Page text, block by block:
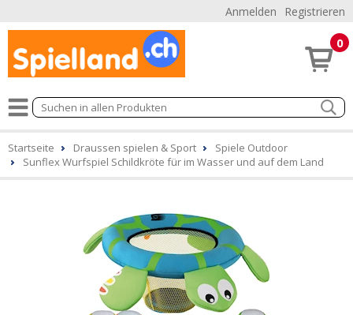
Anmelden Registrieren
0
Startseite Draussen spielen & Sport
Spiele Outdoor
Sunflex Wurfspiel Schildkröte für im Wasser und auf dem Land